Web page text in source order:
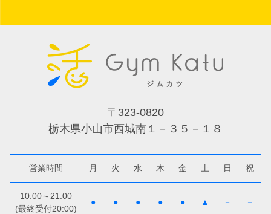
〒323-0820
栃木県小山市西城南１－３５－１８
営業時間 月 火 水 木 金 土 日 祝
10:00～21:00
(最終受付20:00)
● ● ● ● ● ▲ － －